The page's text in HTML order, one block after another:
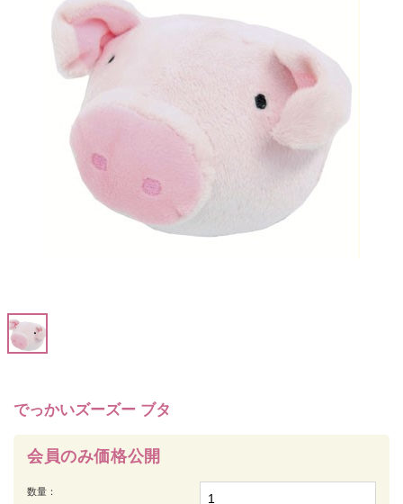
でっかいズーズー ブタ
会員のみ価格公開
数量：